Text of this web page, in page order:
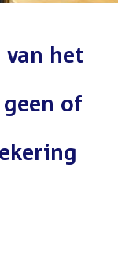
het
of